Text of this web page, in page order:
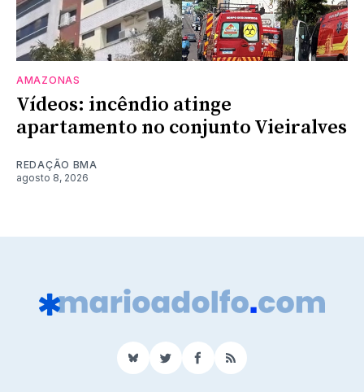
AMAZONAS
Vídeos: incêndio atinge
apartamento no conjunto Vieiralves
REDAÇÃO BMA
agosto 8, 2026
BlueSkyTwitterFacebook
RSS